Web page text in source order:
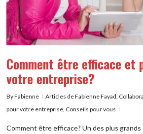
Comment être efficace et
votre entreprise?
ByFabienne Articles de Fabienne Fayad
pour votre entreprise Conseils pour vous
Comment être efficace? Un des plus grands